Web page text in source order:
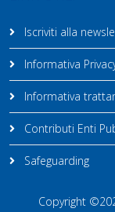
Iscriviti alla
Informativa
Informativa
Contributi Enti
Safeguarding
Copyright